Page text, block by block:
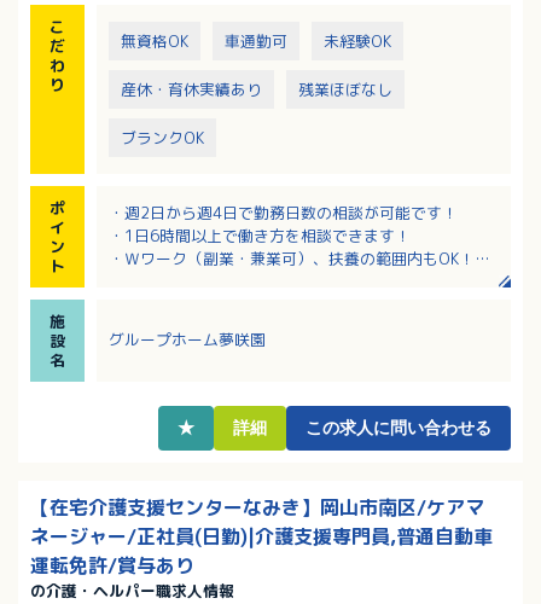
こ
だ
わ
り
無資格OK 車通勤可 未経験OK
産休・育休実績あり 残業ほぼなし
ブランクOK
ポ
イ
ン
ト
・週2日から週4日で勤務日数の相談が可能です！
・1日6時間以上で働き方を相談できます！
・Ｗワーク（副業・兼業可）、扶養の範囲内もOK！
があります！
施
設
名
グループホーム夢咲園
★ 詳細 この求人に問い合わせる
【在宅介護支援センターなみき】岡山市南区/ケアマ
ネージャー/正社員(日勤)|介護支援専門員,普通自動車
運転免許/賞与あり
の介護・ヘルパー職求人情報